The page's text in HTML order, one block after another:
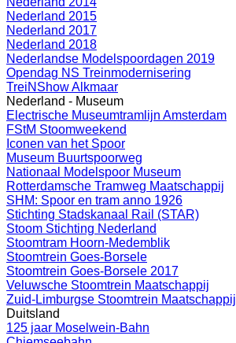
Nederland 2015
Nederland 2017
Nederland 2018
Nederlandse Modelspoordagen 2019
Opendag NS Treinmodernisering
TreiNShow Alkmaar
Nederland - Museum
Electrische Museumtramlijn Amsterdam
FStM Stoomweekend
Iconen van het Spoor
Museum Buurtspoorweg
Nationaal Modelspoor Museum
Rotterdamsche Tramweg Maatschappij
SHM: Spoor en tram anno 1926
Stichting Stadskanaal Rail (STAR)
Stoom Stichting Nederland
Stoomtram Hoorn-Medemblik
Stoomtrein Goes-Borsele
Stoomtrein Goes-Borsele 2017
Veluwsche Stoomtrein Maatschappij
Zuid-Limburgse Stoomtrein Maatschappij
Duitsland
125 jaar Moselwein-Bahn